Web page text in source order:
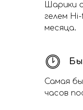
Шарики
гелем
месяца.
Самая
часов